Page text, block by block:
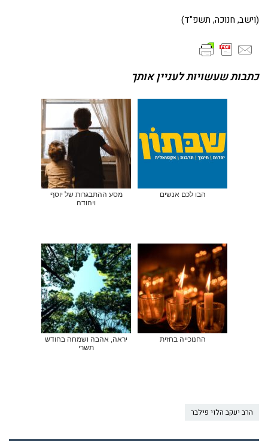
(וישב, חנוכה, תשפ"ד)
כתבות שעשויות לעניין אותך
הבו לכם אנשים
מסע ההתבגרות של יוסף
ויהודה
החנוכייה בחזית
יראה, אהבה ושמחה בחודש
תשרי
הרב יעקב הלוי פילבר